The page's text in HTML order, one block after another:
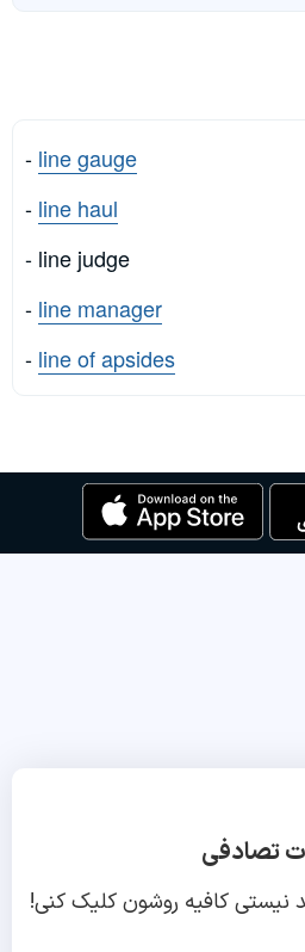
- line gauge
- line haul
- line judge
- line manager
- line of apsides
تصادفی
نیستی کافیه روشون کلیک کنی!